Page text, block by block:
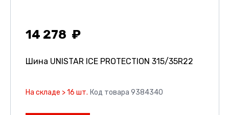
14 278
Шина UNISTAR ICE PROTECTION 315/35R22
На складе > 16 шт. Код товара 9384340